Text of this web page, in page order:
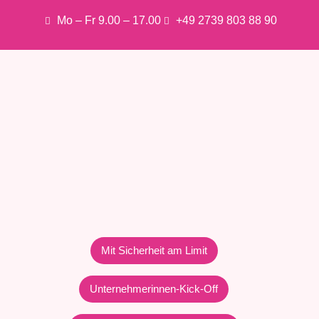
Mo – Fr 9.00 – 17.00 +49 2739 803 88 90
Mit Sicherheit am Limit
Unternehmerinnen-Kick-Off